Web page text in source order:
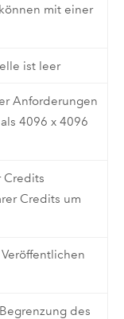
mit einer
ist leer
Anforderungen
4096 x 4096
Credits
Credits um
des